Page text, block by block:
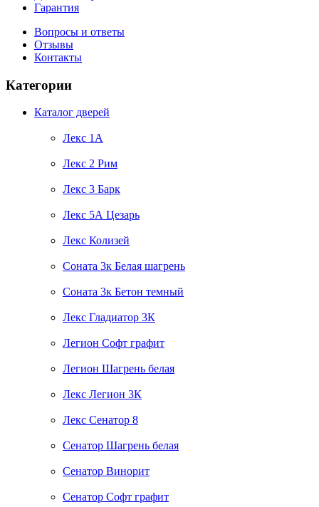
Гарантия
Вопросы и ответы
Отзывы
Контакты
Категории
Каталог дверей
Лекс 1А
Лекс 2 Рим
Лекс 3 Барк
Лекс 5А Цезарь
Лекс Колизей
Соната 3к Белая шагрень
Соната 3к Бетон темный
Лекс Гладиатор 3К
Легион Софт графит
Легион Шагрень белая
Лекс Легион 3К
Лекс Сенатор 8
Сенатор Шагрень белая
Сенатор Винорит
Сенатор Софт графит